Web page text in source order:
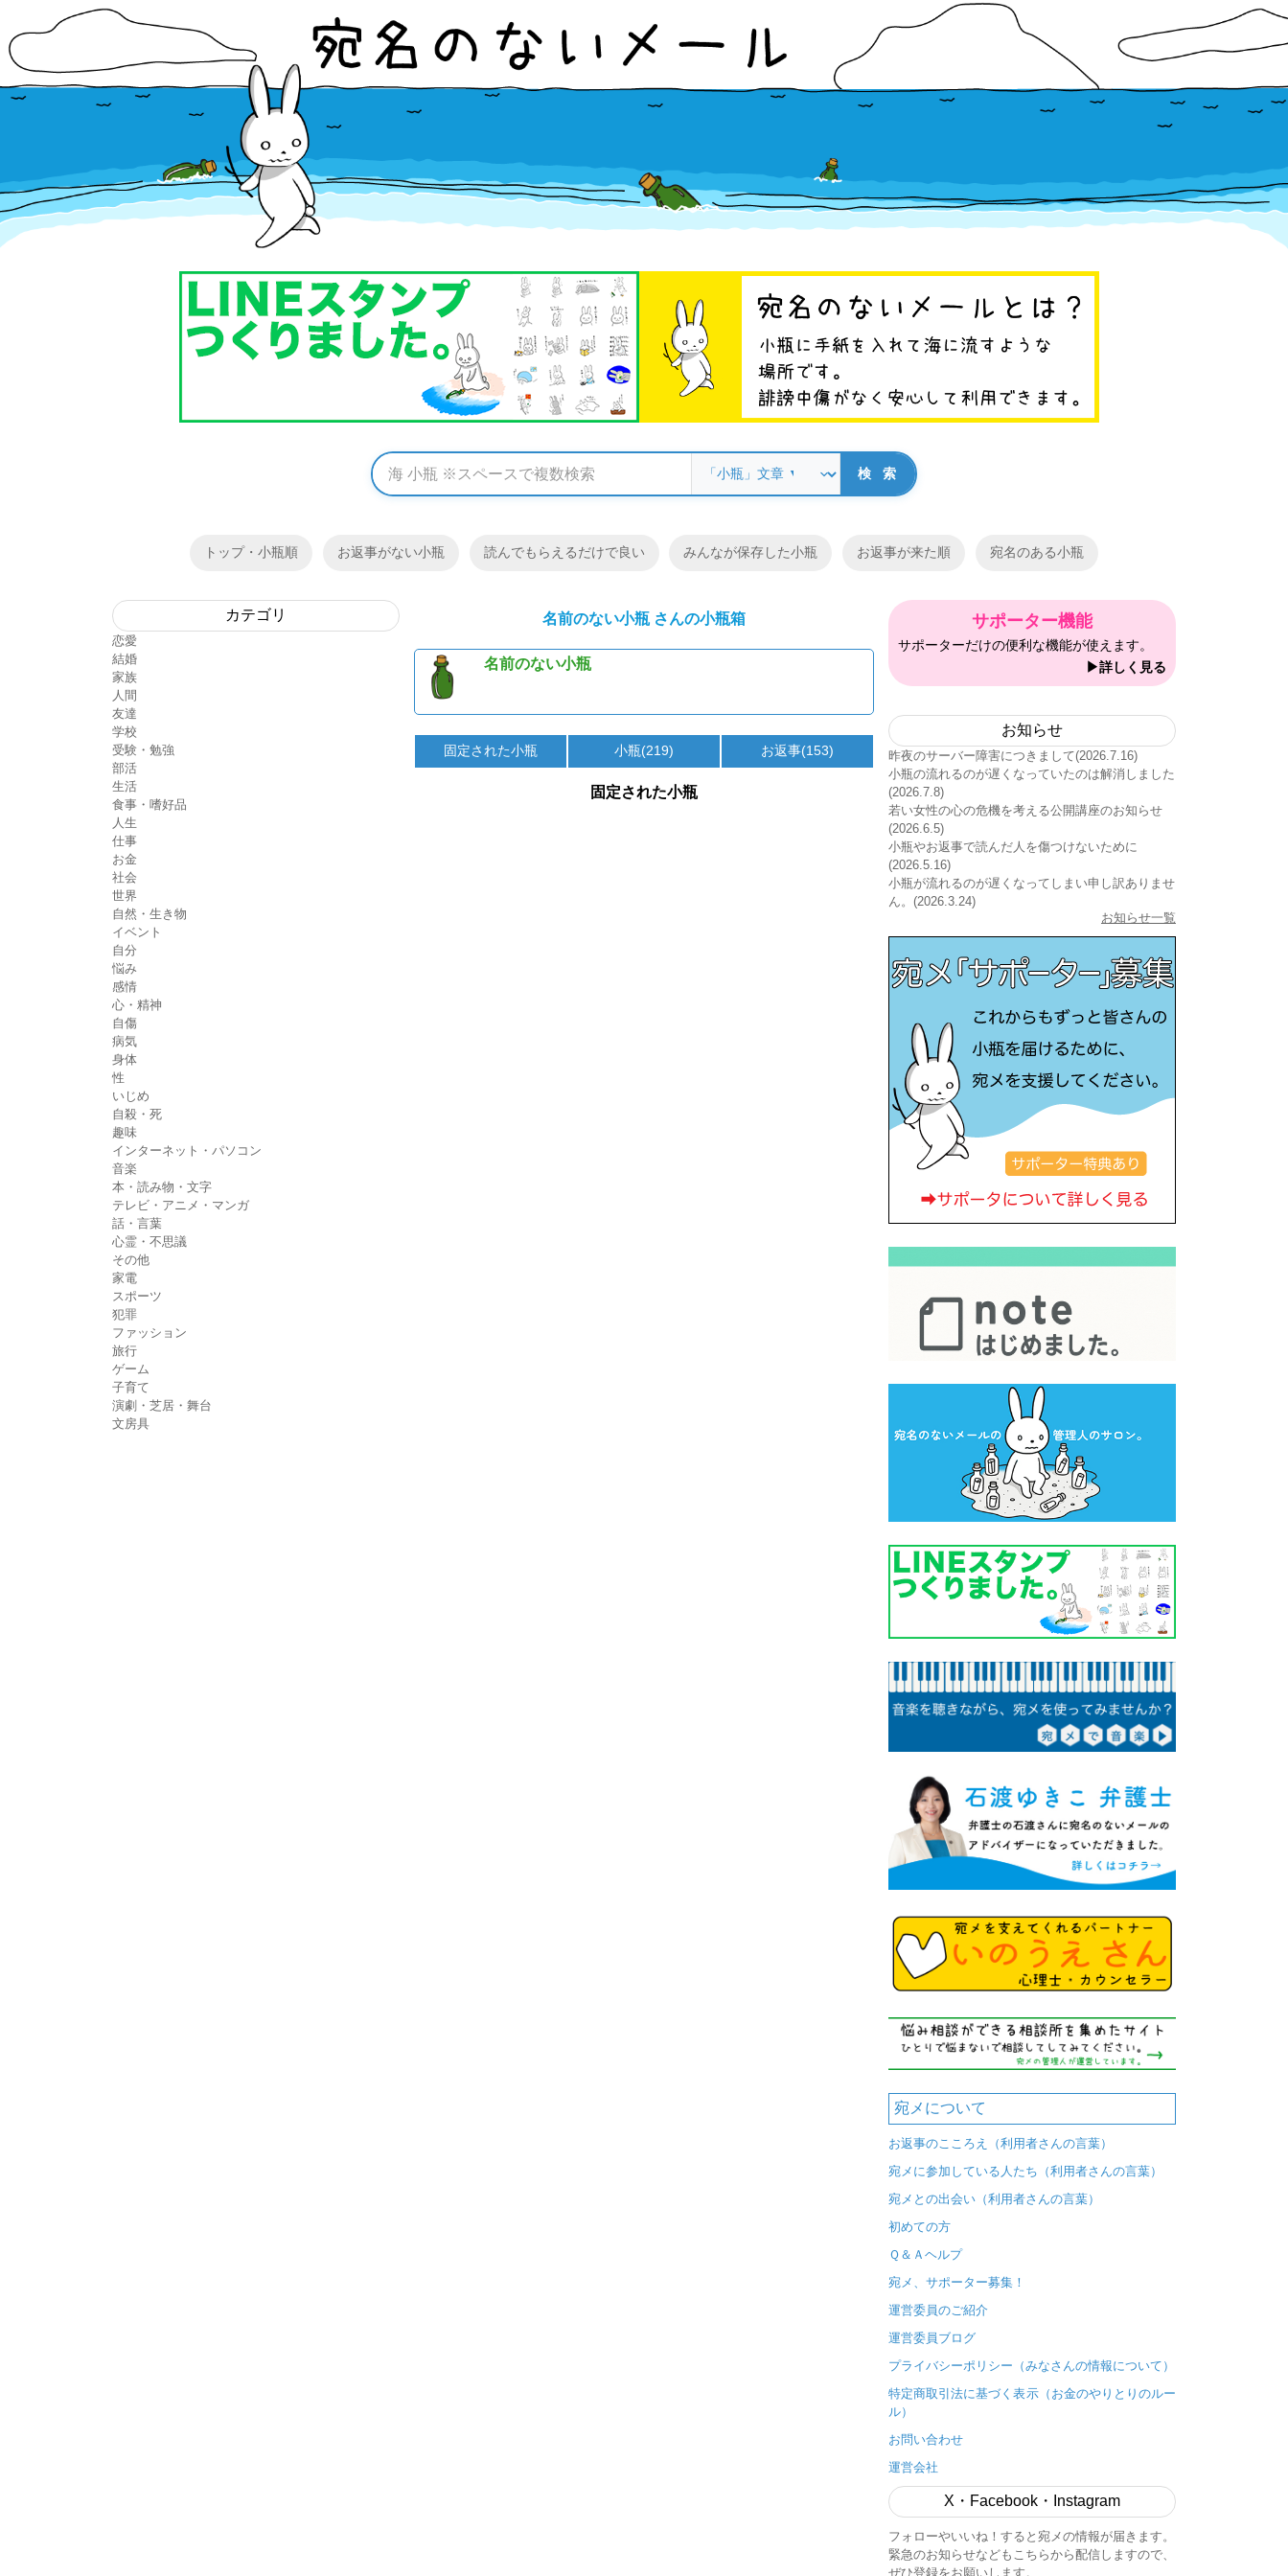
トップ・小瓶順 お返事がない小瓶 読んでもらえるだけで良い みんなが保存した小瓶 お返事が来た順 宛名のある小瓶
カテゴリ
恋愛
結婚
家族
人間
友達
学校
受験・勉強
部活
生活
食事・嗜好品
人生
仕事
お金
社会
世界
自然・生き物
イベント
自分
悩み
感情
心・精神
自傷
病気
身体
性
いじめ
自殺・死
趣味
インターネット・パソコン
音楽
本・読み物・文字
テレビ・アニメ・マンガ
話・言葉
心霊・不思議
その他
家電
スポーツ
犯罪
ファッション
旅行
ゲーム
子育て
演劇・芝居・舞台
文房具
名前のない小瓶 さんの小瓶箱
名前のない小瓶
固定された小瓶 小瓶(219) お返事(153)
固定された小瓶
サポーター機能
サポーターだけの便利な機能が使えます。
▶詳しく見る
お知らせ
昨夜のサーバー障害につきまして(2026.7.16)
小瓶の流れるのが遅くなっていたのは解消しました
(2026.7.8)
若い女性の心の危機を考える公開講座のお知らせ
(2026.6.5)
小瓶やお返事で読んだ人を傷つけないために
(2026.5.16)
小瓶が流れるのが遅くなってしまい申し訳ありませ
ん。(2026.3.24)
お知らせ一覧
宛メについて
お返事のこころえ（利用者さんの言葉）
宛メに参加している人たち（利用者さんの言葉）
宛メとの出会い（利用者さんの言葉）
初めての方
Ｑ＆Ａヘルプ
宛メ、サポーター募集！
運営委員のご紹介
運営委員ブログ
プライバシーポリシー（みなさんの情報について）
特定商取引法に基づく表示（お金のやりとりのルー
ル）
お問い合わせ
運営会社
X・Facebook・Instagram
フォローやいいね！すると宛メの情報が届きます。
緊急のお知らせなどもこちらから配信しますので、
ぜひ登録をお願いします。